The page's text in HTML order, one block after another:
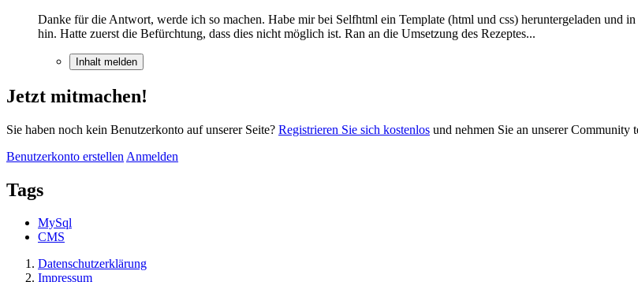
Danke für die Antwort, werde ich so machen. Habe mir bei Selfhtml ein Template (html und css) heruntergeladen und
hin. Hatte zuerst die Befürchtung, dass dies nicht möglich ist. Ran an die Umsetzung des Rezeptes...
Inhalt melden
Jetzt mitmachen!
Sie haben noch kein Benutzerkonto auf unserer Seite? Registrieren Sie sich kostenlos und nehmen Sie an unserer Community
Benutzerkonto erstellen Anmelden
Tags
MySql
CMS
Datenschutzerklärung
Impressum